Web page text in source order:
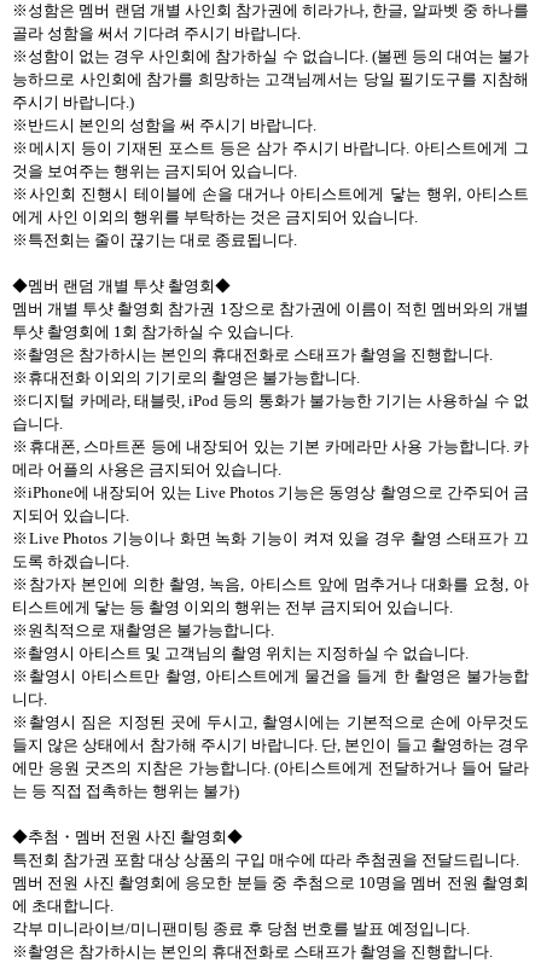
※성함은 멤버 랜덤 개별 사인회 참가권에 히라가나, 한글, 알파벳 중 하나를
골라 성함을 써서 기다려 주시기 바랍니다.
※성함이 없는 경우 사인회에 참가하실 수 없습니다. (볼펜 등의 대여는 불가
능하므로 사인회에 참가를 희망하는 고객님께서는 당일 필기도구를 지참해
주시기 바랍니다.)
※반드시 본인의 성함을 써 주시기 바랍니다.
※메시지 등이 기재된 포스트 등은 삼가 주시기 바랍니다. 아티스트에게 그
것을 보여주는 행위는 금지되어 있습니다.
※사인회 진행시 테이블에 손을 대거나 아티스트에게 닿는 행위, 아티스트
에게 사인 이외의 행위를 부탁하는 것은 금지되어 있습니다.
※특전회는 줄이 끊기는 대로 종료됩니다.
◆멤버 랜덤 개별 투샷 촬영회◆
멤버 개별 투샷 촬영회 참가권 1장으로 참가권에 이름이 적힌 멤버와의 개별
투샷 촬영회에 1회 참가하실 수 있습니다.
※촬영은 참가하시는 본인의 휴대전화로 스태프가 촬영을 진행합니다.
※휴대전화 이외의 기기로의 촬영은 불가능합니다.
※디지털 카메라, 태블릿,iPod 등의 통화가 불가능한 기기는 사용하실 수 없
습니다.
※휴대폰, 스마트폰 등에 내장되어 있는 기본 카메라만 사용 가능합니다. 카
메라 어플의 사용은 금지되어 있습니다.
※iPhone에 내장되어 있는 Live Photos 기능은 동영상 촬영으로 간주되어 금
지되어 있습니다.
※ Live Photos 기능이나 화면 녹화 기능이 켜져 있을 경우 촬영 스태프가 끄
도록 하겠습니다.
※참가자 본인에 의한 촬영, 녹음, 아티스트 앞에 멈추거나 대화를 요청, 아
티스트에게 닿는 등 촬영 이외의 행위는 전부 금지되어 있습니다.
※원칙적으로 재촬영은 불가능합니다.
※촬영시 아티스트 및 고객님의 촬영 위치는 지정하실 수 없습니다.
※촬영시 아티스트만 촬영, 아티스트에게 물건을 들게 한 촬영은 불가능합
니다.
※촬영시 짐은 지정된 곳에 두시고, 촬영시에는 기본적으로 손에 아무것도
들지 않은 상태에서 참가해 주시기 바랍니다. 단, 본인이 들고 촬영하는 경우
에만 응원 굿즈의 지참은 가능합니다. (아티스트에게 전달하거나 들어 달라
는 등 직접 접촉하는 행위는 불가)
◆추첨 ・ 멤버 전원 사진 촬영회◆
특전회 참가권 포함 대상 상품의 구입 매수에 따라 추첨권을 전달드립니다.
멤버 전원 사진 촬영회에 응모한 분들 중 추첨으로 10명을 멤버 전원 촬영회
에 초대합니다.
각부 미니라이브/미니팬미팅 종료 후 당첨 번호를 발표 예정입니다.
※촬영은 참가하시는 본인의 휴대전화로 스태프가 촬영을 진행합니다.